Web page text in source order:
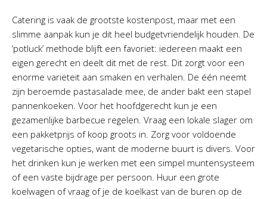
Catering is vaak de grootste kostenpost, maar met een
slimme aanpak kun je dit heel budgetvriendelijk houden. De
‘potluck’ methode blijft een favoriet: iedereen maakt een
eigen gerecht en deelt dit met de rest. Dit zorgt voor een
enorme variëteit aan smaken en verhalen. De één neemt
zijn beroemde pastasalade mee, de ander bakt een stapel
pannenkoeken. Voor het hoofdgerecht kun je een
gezamenlijke barbecue regelen. Vraag een lokale slager om
een pakketprijs of koop groots in. Zorg voor voldoende
vegetarische opties, want de moderne buurt is divers. Voor
het drinken kun je werken met een simpel muntensysteem
of een vaste bijdrage per persoon. Huur een grote
koelwagen of vraag of je de koelkast van de buren op de